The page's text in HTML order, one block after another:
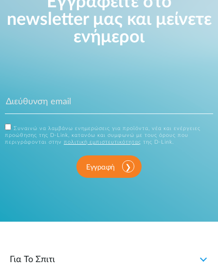
newsletter μας και μείνετε
ενήμεροι
Συναινώ να λαμβάνω ενημερώσεις για προϊόντα, νέα και ενέργειες
προώθησης της D-Link, κατανόω και συμφωνώ με τους όρους που
περιγράφονται στην πολιτική εμπιστευτικότητας της D-Link.
Εγγραφή
Για Το Σπιτι